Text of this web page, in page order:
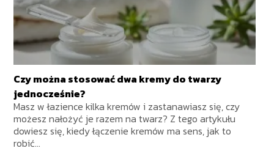
Czy można stosować dwa kremy do twarzy
jednocześnie?
Masz w łazience kilka kremów i zastanawiasz się, czy
możesz nałożyć je razem na twarz? Z tego artykułu
dowiesz się, kiedy łączenie kremów ma sens, jak to
robić...